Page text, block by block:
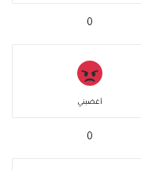
0
أغضبني
0